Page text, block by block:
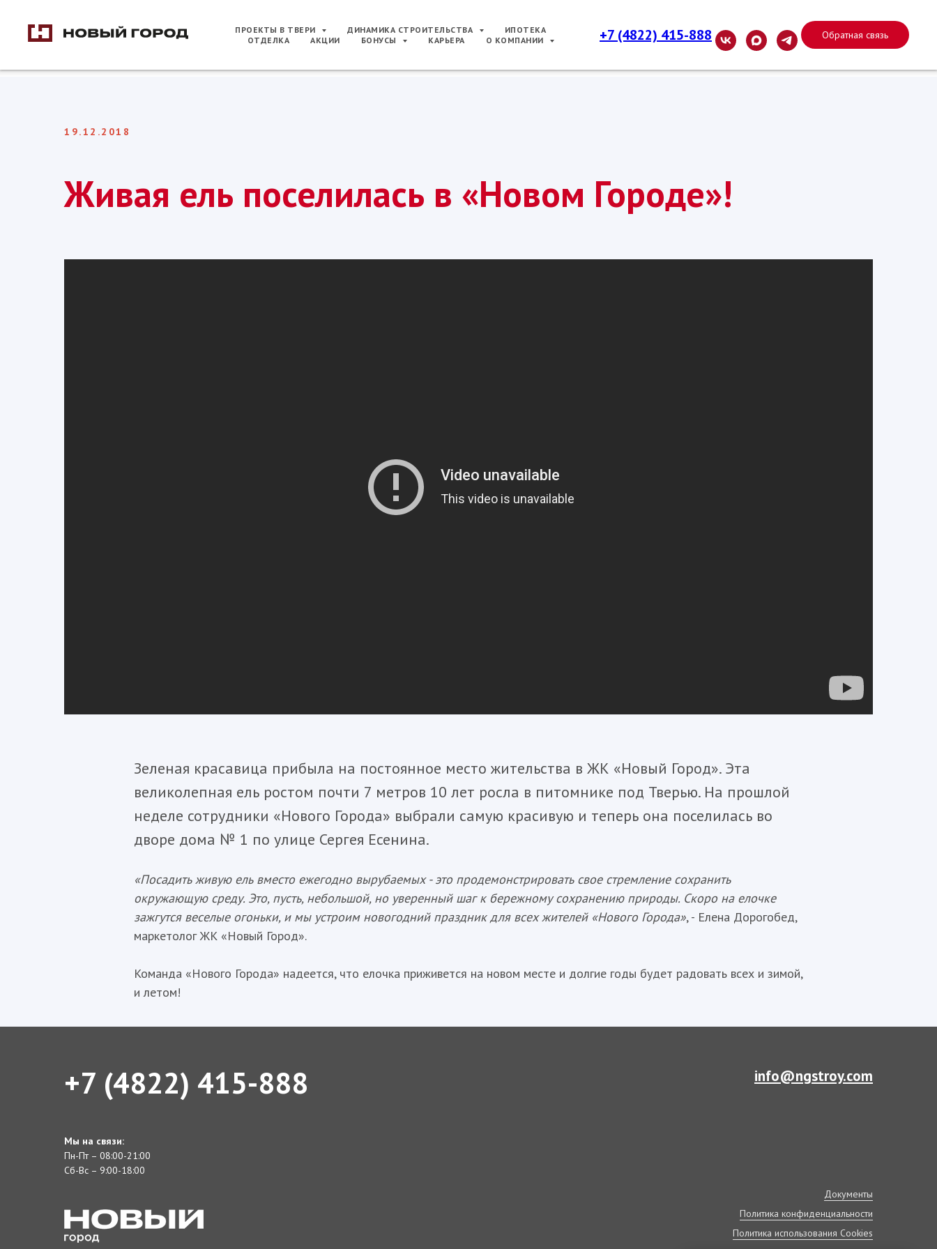
ПРОЕКТЫ В ТВЕРИ ДИНАМИКА СТРОИТЕЛЬСТВА
ИПОТЕКА
ОТДЕЛКА
АКЦИИ БОНУСЫ КАРЬЕРА О КОМПАНИИ +7 (4822) 415-888 Обратная связь
19.12.2018
Живая ель поселилась в «Новом Городе»!
Зеленая красавица прибыла на постоянное место жительства в ЖК «Новый Город». Эта
великолепная ель ростом почти 7 метров 10 лет росла в питомнике под Тверью. На прошлой
неделе сотрудники «Нового Города» выбрали самую красивую и теперь она поселилась во
дворе дома № 1 по улице Сергея Есенина.
«Посадить живую ель вместо ежегодно вырубаемых - это продемонстрировать свое стремление сохранить
окружающую среду. Это, пусть, небольшой, но уверенный шаг к бережному сохранению природы. Скоро на елочке
зажгутся веселые огоньки, и мы устроим новогодний праздник для всех жителей «Нового Города», - Елена Дорогобед,
маркетолог ЖК «Новый Город».
Команда «Нового Города» надеется, что елочка приживется на новом месте и долгие годы будет радовать всех и зимой,
и летом!
+7 (4822) 415-888
Мы на связи:
Пн-Пт – 08:00-21:00
Сб-Вс – 9:00-18:00
info@ngstroy.com
Документы
Политика конфиденциальности
Политика использования Cookies